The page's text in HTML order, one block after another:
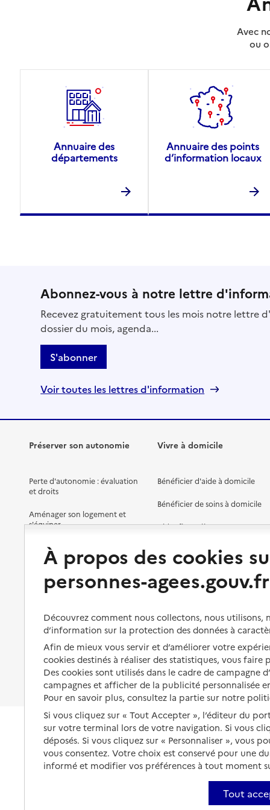
Avec
ou
Annuaire des
départements
Annuaire des points
d’information locaux
Abonnez-vous à notre lettre
Recevez gratuitement tous les mois notre lettre
dossier du mois, agenda...
S'abonner
Voir toutes les lettres d'information
Préserver son autonomie
Perte d'autonomie : évaluation
et droits
Aménager son logement et
s'équiper
Préserver son autonomie et sa
santé
Organiser à l'avance sa propre
protection
Les mesures de protection
Les obligations de la famille
À qui s’adresser ?
Les politiques du grand âge
Vivre à domicile
Bénéficier d'aide à domicile
Bénéficier de soins à domicile
Aides financières
Solutions d'accueil temporaire
Vivre à domicile avec une
Être hospitalisé
Fin de vie à domicile
À propos des cookies
personnes-agees.gouv.fr
Découvrez comment nous collectons, nous
d’information sur la protection des données à
Afin de mieux vous servir et d’améliorer votre
cookies destinés à réaliser des statistiques, vous
Des cookies sont utilisés dans le cadre de
campagnes et afficher de la publicité personnalisée
Pour en savoir plus, consultez la partie sur notre
Si vous cliquez sur « Tout Accepter », l’éditeur du
sur votre terminal lors de votre navigation. Si vous
déposés. Si vous cliquez sur « Personnaliser », vous
vous consentez. Votre choix est conservé pour une
informé et modifier vos préférences à tout moment
Tout